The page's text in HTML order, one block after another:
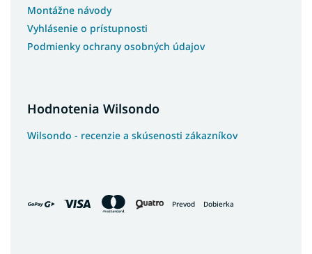
Montážne návody
Vyhlásenie o prístupnosti
Podmienky ochrany osobných údajov
Hodnotenia Wilsondo
Wilsondo - recenzie a skúsenosti zákazníkov
Prevod Dobierka